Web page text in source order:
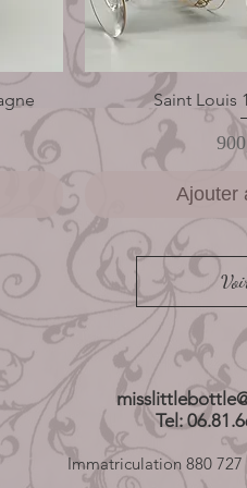
Saint Louis
Prix
Ajouter
Tel:
Immatriculation 880